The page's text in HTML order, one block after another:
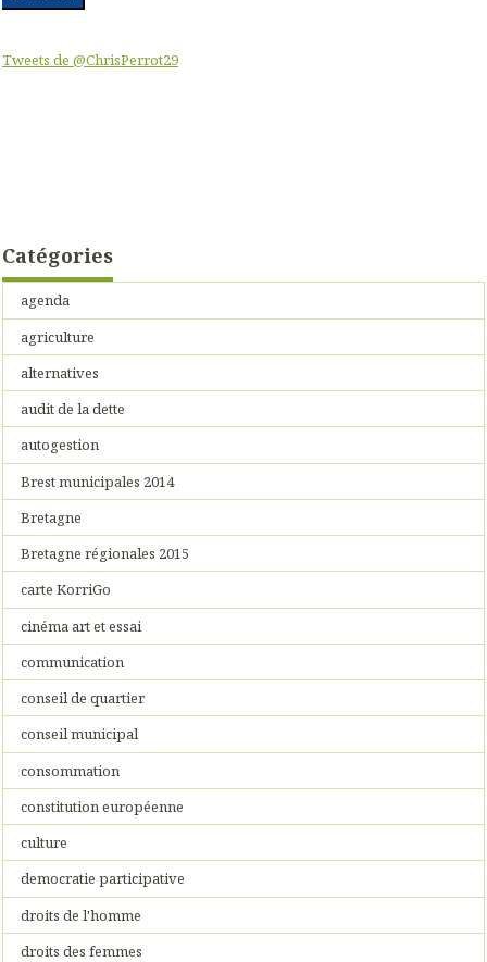
Tweets de @ChrisPerrot29
Catégories
agenda
agriculture
alternatives
audit de la dette
autogestion
Brest municipales 2014
Bretagne
Bretagne régionales 2015
carte KorriGo
cinéma art et essai
communication
conseil de quartier
conseil municipal
consommation
constitution européenne
culture
democratie participative
droits de l'homme
droits des femmes